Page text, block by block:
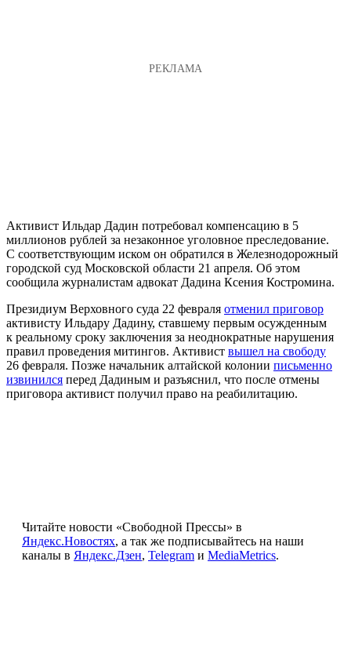
Активист Ильдар Дадин потребовал компенсацию в 5
миллионов рублей за незаконное уголовное преследование.
С соответствующим иском он обратился в Железнодорожный
городской суд Московской области 21 апреля. Об этом
сообщила журналистам адвокат Дадина Ксения Костромина.
Президиум Верховного суда 22 февраля отменил приговор
активисту Ильдару Дадину, ставшему первым осужденным
к реальному сроку заключения за неоднократные нарушения
правил проведения митингов. Активист вышел на свободу
26 февраля. Позже начальник алтайской колонии письменно
извинился перед Дадиным и разъяснил, что после отмены
приговора активист получил право на реабилитацию.
Читайте новости «Свободной Прессы» в
Яндекс.Новостях, а так же подписывайтесь на наши
каналы в Яндекс.Дзен, Telegram и MediaMetrics.